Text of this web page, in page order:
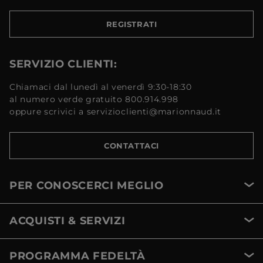
REGISTRATI
SERVIZIO CLIENTI:
Chiamaci dal lunedì al venerdì 9:30-18:30
al numero verde gratuito 800.914.998
oppure scrivici a servizioclienti@marionnaud.it
CONTATTACI
PER CONOSCERCI MEGLIO
ACQUISTI & SERVIZI
PROGRAMMA FEDELTÀ